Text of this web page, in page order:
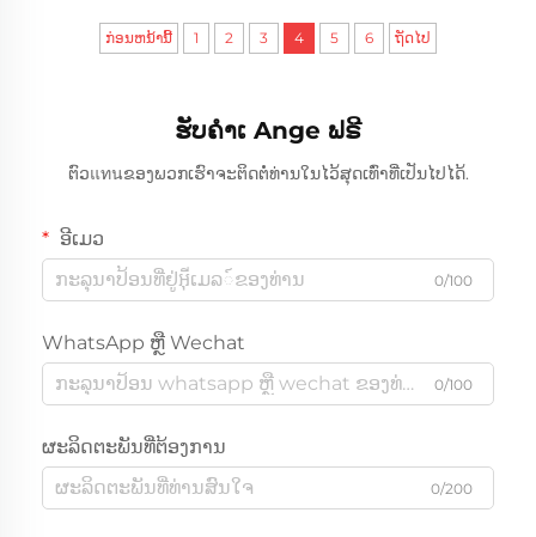
Foam Sealing Machine
Pu Gasket Making
Cabinet sealed Gluing
Machine
ກ່ອນຫນ້ານີ້ 1 2 3 4 5 6 ຖັດໄປ
ຮັບຄຳເ Ange ຟຣີ
ຕົວแทนຂອງພວກເຮົາຈະຕິດຕໍ່ທ່ານໃນໄວ້ສຸດເທົ່າທີ່ເປັນໄປໄດ້.
ອີເມວ
0/100
WhatsApp ຫຼື Wechat
0/100
ຜະລິດຕະພັນທີ່ຕ້ອງການ
0/200